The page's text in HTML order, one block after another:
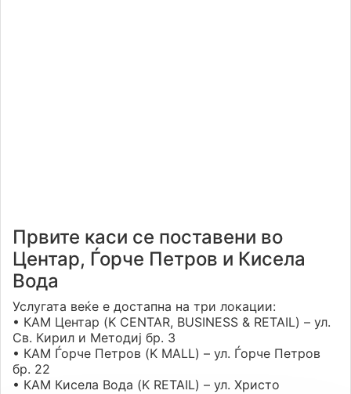
Првите каси се поставени во
Центар, Ѓорче Петров и Кисела
Вода
Услугата веќе е достапна на три локации:
• КАМ Центар (K CENTAR, BUSINESS & RETAIL) – ул.
Св. Кирил и Методиј бр. 3
• КАМ Ѓорче Петров (K MALL) – ул. Ѓорче Петров
бр. 22
• КАМ Кисела Вода (K RETAIL) – ул. Христо